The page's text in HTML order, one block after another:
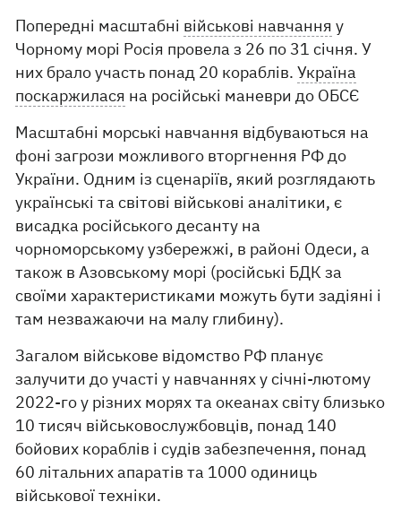
Попередні масштабні військові навчання у
Чорному морі Росія провела з 26 по 31 січня. У
них брало участь понад 20 кораблів.Україна
поскаржилася на російські маневри до ОБСЄ
Масштабні морські навчання відбуваються на
фоні загрози можливого вторгнення РФ до
України. Одним із сценаріїв, який розглядають
українські та світові військові аналітики, є
висадка російського десанту на
чорноморському узбережжі, в районі Одеси, а
також в Азовському морі (російські БДК за
своїми характеристиками можуть бути задіяні і
там незважаючи на малу глибину).
Загалом військове відомство РФ планує
залучити до участі у навчаннях у січні-лютому
2022-го у різних морях та океанах світу близько
10 тисяч військовослужбовців, понад 140
бойових кораблів і судів забезпечення, понад
60 літальних апаратів та 1000 одиниць
військової техніки.